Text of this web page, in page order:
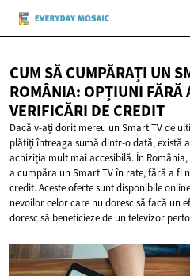
CUM SĂ CUMPĂRAȚI UN
ROMÂNIA: OPȚIUNI FĂRĂ
VERIFICĂRI DE CREDIT
Dacă v-ați dorit mereu un Smart TV de
plătiți întreaga sumă dintr-o dată, există
achiziția mult mai accesibilă. În
a cumpăra un Smart TV în rate, fără a fi
credit. Aceste oferte sunt disponibile
nevoilor celor care nu doresc să facă un
doresc să beneficieze de un televizor